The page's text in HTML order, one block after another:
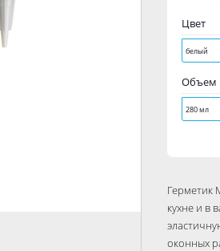
Цвет
белый
Объем
280 мл
Герметик
кухне и в
оконных